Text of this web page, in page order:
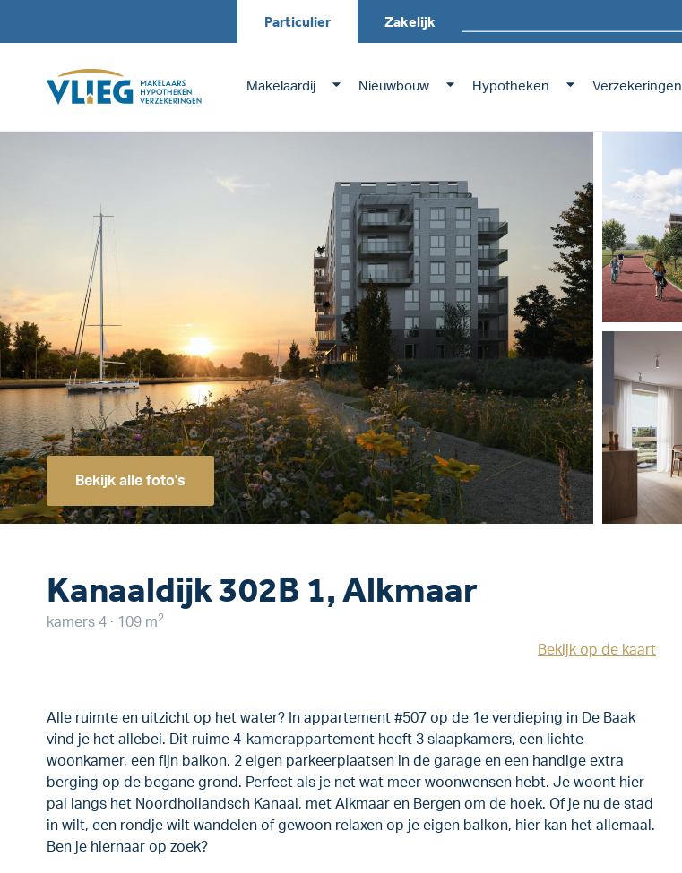
Particulier Zakelijk
Makelaardij Nieuwbouw Hypotheken Verzekeringen
Bekijk alle foto's
Kanaaldijk 302B 1, Alkmaar
kamers 4 · 109 m2
Bekijk op de kaart
Alle ruimte en uitzicht op het water? In appartement #507 op de 1e verdieping in De Baak
vind je het allebei. Dit ruime 4-kamerappartement heeft 3 slaapkamers, een lichte
woonkamer, een fijn balkon, 2 eigen parkeerplaatsen in de garage en een handige extra
berging op de begane grond. Perfect als je net wat meer woonwensen hebt. Je woont hier
pal langs het Noordhollandsch Kanaal, met Alkmaar en Bergen om de hoek. Of je nu de stad
in wilt, een rondje wilt wandelen of gewoon relaxen op je eigen balkon, hier kan het allemaal.
Ben je hiernaar op zoek?